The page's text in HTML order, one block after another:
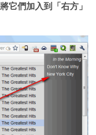
將它們加入到「右方」